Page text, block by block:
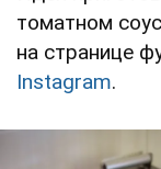
томатном
на странице
Instagram.